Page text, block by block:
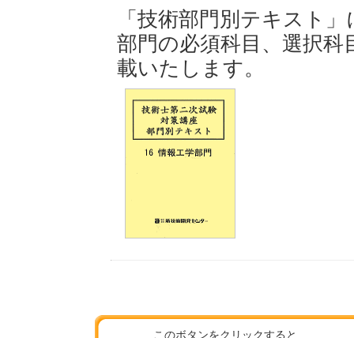
「技術部門別テキスト
部門の必須科目、選択
載いたします。
このボタンをクリックすると